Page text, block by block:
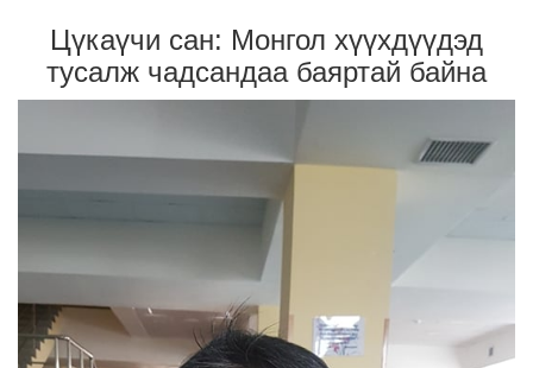
Цүкаүчи сан: Монгол хүүхдүүдэд
тусалж чадсандаа баяртай байна